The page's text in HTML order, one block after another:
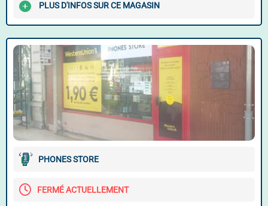
PLUS D'INFOS SUR CE MAGASIN
PHONES STORE
FERMÉ ACTUELLEMENT